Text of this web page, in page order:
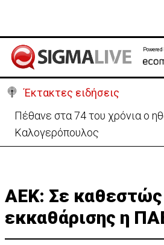
Powered
Έκτακτες ειδήσεις
Ρωσία: Υψηλός ο κίνδυνος
Ανησυχία για την Πράσινη
ΑΕΚ: Σε καθεστώς
εκκαθάρισης η